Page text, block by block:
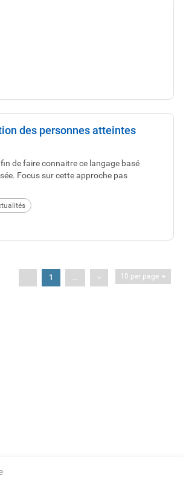
des personnes atteintes
de faire connaitre ce langage basé
Focus sur cette approche pas
1 ... > 10 per page